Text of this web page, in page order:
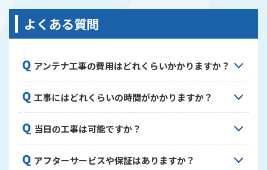
よくある質問
アンテナ工事の費用はどれくらいかかりますか？
ます。一般的な地デジアンテナ設置で14,500円～、
BS/CSアンテナ設置で15,000円～が目安です。正確
な費用は現地調査後にお見積りいたします。現地調
工事にはどれくらいの時間がかかりますか？
況や工事内容によって変動することがありますが、
できるだけスピーディーに完了いたします。複数台
のテレビ設定や配線工事が必要な場合は、それに応
当日の工事は可能ですか？
おります。ただし、繁忙期や天候状況によってはご
アフターサービスや保証はありますか？